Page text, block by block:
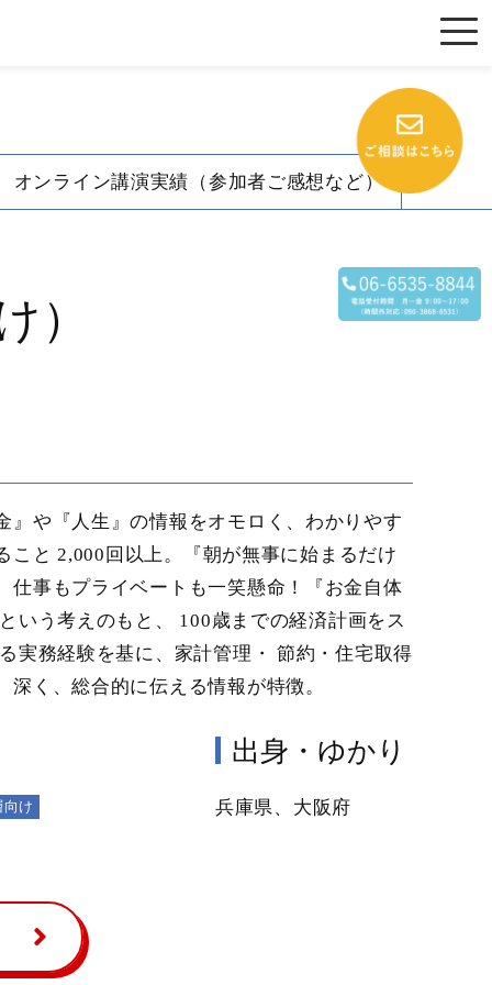
オンライン講演実績（参加者ご感想など）
）
や『人生』の情報をオモロく、わかりやす
と 2,000回以上。『朝が無事に始まるだけ
仕事もプライベートも一笑懸命！『お金自体
いう考えのもと、 100歳までの経済計画をス
実務経験を基に、家計管理・ 節約・住宅取得
く、総合的に伝える情報が特徴。
け
出身・ゆかり
兵庫県、大阪府